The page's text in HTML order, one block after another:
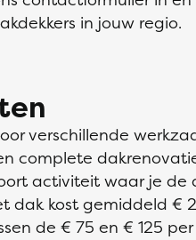
in jouw regio.
verschillende
complete
activiteit waar je de
dak kost gemiddeld €
de € 75 en € 125